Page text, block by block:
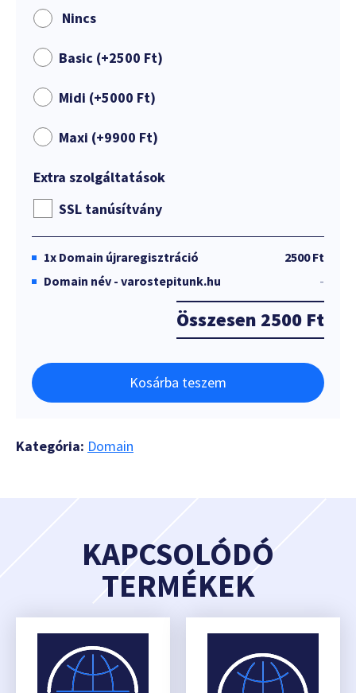
Nincs
Basic (+2500 Ft)
Midi (+5000 Ft)
Maxi (+9900 Ft)
Extra szolgáltatások
SSL tanúsítvány
1x Domain újraregisztráció
2500 Ft
Domain név - varostepitunk.hu
-
Összesen 2500 Ft
Kosárba teszem
Kategória: Domain
KAPCSOLÓDÓ
TERMÉKEK